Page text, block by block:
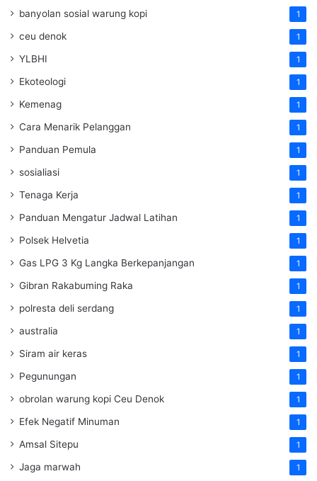
banyolan sosial warung kopi 1
ceu denok 1
YLBHI 1
Ekoteologi 1
Kemenag 1
Cara Menarik Pelanggan 1
Panduan Pemula 1
sosialiasi 1
Tenaga Kerja 1
Panduan Mengatur Jadwal Latihan 1
Polsek Helvetia 1
Gas LPG 3 Kg Langka Berkepanjangan 1
Gibran Rakabuming Raka 1
polresta deli serdang 1
australia 1
Siram air keras 1
Pegunungan 1
obrolan warung kopi Ceu Denok 1
Efek Negatif Minuman 1
Amsal Sitepu 1
Jaga marwah 1